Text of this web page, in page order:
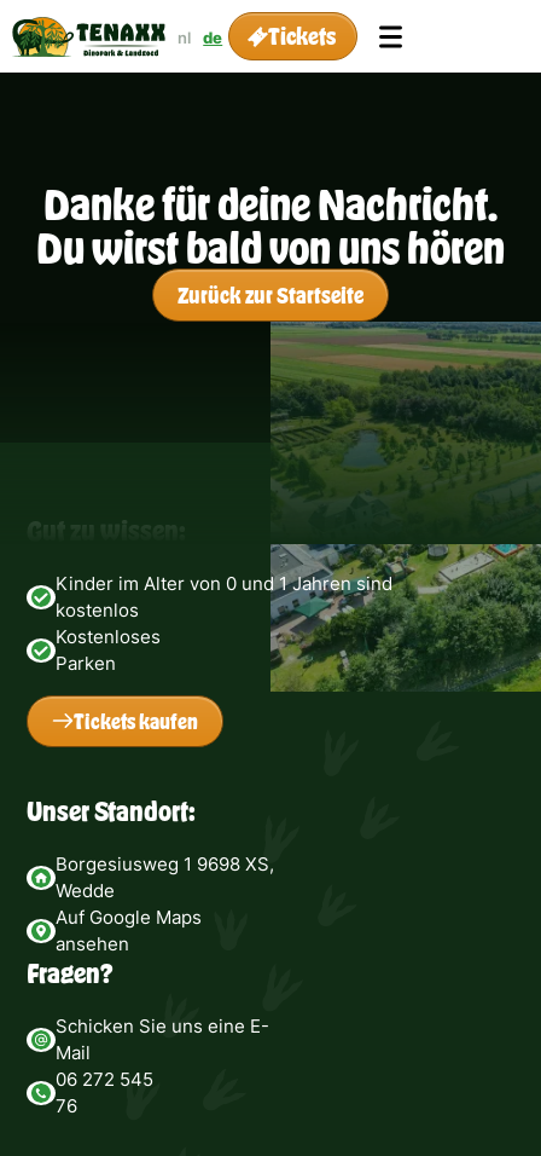
nl de Tickets
Danke für deine Nachricht.
Du wirst bald von uns hören
Zurück zur Startseite
Gut zu wissen:
Kinder im Alter von 0 und 1 Jahren sind
kostenlos
Kostenloses
Parken
Tickets kaufen
Unser Standort:
Borgesiusweg 1 9698 XS,
Wedde
Auf Google Maps
ansehen
Fragen?
Schicken Sie uns eine E-
Mail
06 272 545
76